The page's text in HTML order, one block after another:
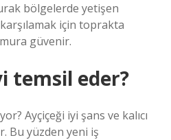
bölgelerde yetişen
için toprakta
güvenir.
temsil eder?
Ayçiçeği iyi şans ve kalıcı
Bu yüzden yeni iş